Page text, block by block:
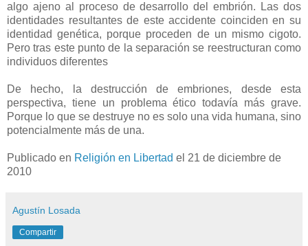
algo ajeno al proceso de desarrollo del embrión. Las dos
identidades resultantes de este accidente coinciden en su
identidad genética, porque proceden de un mismo cigoto.
Pero tras este punto de la separación se reestructuran como
individuos diferentes
De hecho, la destrucción de embriones, desde esta
perspectiva, tiene un problema ético todavía más grave.
Porque lo que se destruye no es solo una vida humana, sino
potencialmente más de una.
Publicado en Religión en Libertad el 21 de diciembre de
2010
Agustín Losada
Compartir